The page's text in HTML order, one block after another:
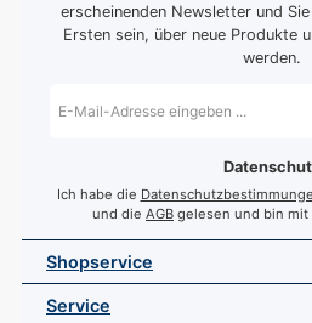
erscheinenden Newsletter und
Ersten sein, über neue Produkte
werden.
Mail-
Ich habe die
und die AGB gelesen und bin
Shopservice
Service